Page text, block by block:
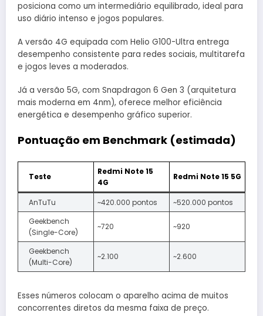
posiciona como um intermediário equilibrado, ideal para
uso diário intenso e jogos populares.
A versão 4G equipada com Helio G100-Ultra entrega
desempenho consistente para redes sociais, multitarefa
e jogos leves a moderados.
Já a versão 5G, com Snapdragon 6 Gen 3 (arquitetura
mais moderna em 4nm), oferece melhor eficiência
energética e desempenho gráfico superior.
Pontuação em Benchmark (estimada)
Teste
Redmi Note 15
4G
Redmi Note 15 5G
AnTuTu ~420.000 pontos
~520.000 pontos
Geekbench
(Single-Core)
~720 ~920
Geekbench
(Multi-Core)
~2.100 ~2.600
Esses números colocam o aparelho acima de muitos
concorrentes diretos da mesma faixa de preço.